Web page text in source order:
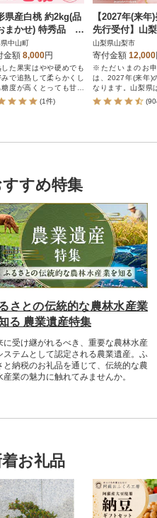
県産白桃 約2kg(品
まかせ) 特秀品 柔
くなる桃【令和8年
中山町
金額 8,000円
した果実はやや硬めでも
みで追熟して柔らかくし
糖度が高くとっても甘い
!
(1件)
【2027年(来
先行受付】山
の桃約2kg
山梨県山梨市
寄付金額 12,000
※ただいまのお
は、2027年(来年)
なります。山梨県
量日本一(※)!大好
すめ特集
さとの伝統的な農林水産業
る 農業遺産特集
に受け継がれるべき、重要な農林水産
ステムとして認定される農業遺産。ふ
と納税のお礼品を通じて、伝統的な農
産業の魅力に触れてみませんか。​​
お礼品